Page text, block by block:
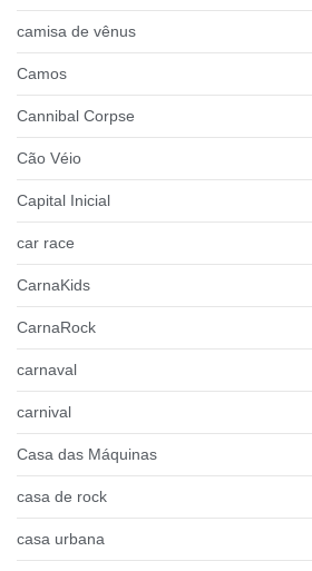
camisa de vênus
Camos
Cannibal Corpse
Cão Véio
Capital Inicial
car race
CarnaKids
CarnaRock
carnaval
carnival
Casa das Máquinas
casa de rock
casa urbana